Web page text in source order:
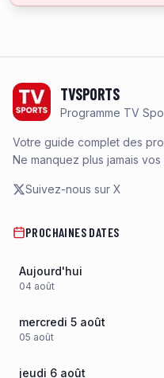
TVSPORTS
Programme TV
Votre guide complet des
Ne manquez plus jamais
Suivez-nous sur X
PROCHAINES DATES
Aujourd'hui
04 août
mercredi 5 août
05 août
jeudi 6 août